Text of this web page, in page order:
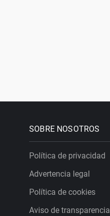
SOBRE NOSOTROS
Política de privacidad
Advertencia legal
Política de cookies
Aviso de transparencia